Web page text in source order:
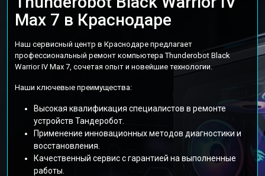
Max 7 в Краснодаре
Наш сервисный центр в Краснодаре предлагает
профессиональный ремонт компьютера Thunderobot Black
Warrior IV Max 7, сочетая опыт и новейшие технологии.
Наши ключевые преимущества:
Высокая квалификация специалистов в ремонте
устройств Тандеробот.
Применение инновационных методов диагностики и
восстановления.
Качественный сервис с гарантией на выполненные
работы.